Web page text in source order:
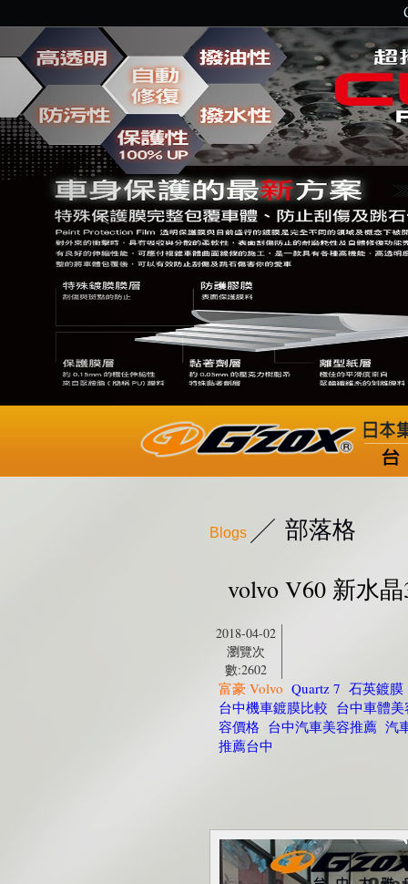
Previous
Blogs 部落格
volvo V60 新水
2018-04-02
瀏覽次
數:2602
富豪 Volvo Quartz 7 石英鍍膜
台中機車鍍膜比較 台中車體美
容價格 台中汽車美容推薦 汽
推薦台中